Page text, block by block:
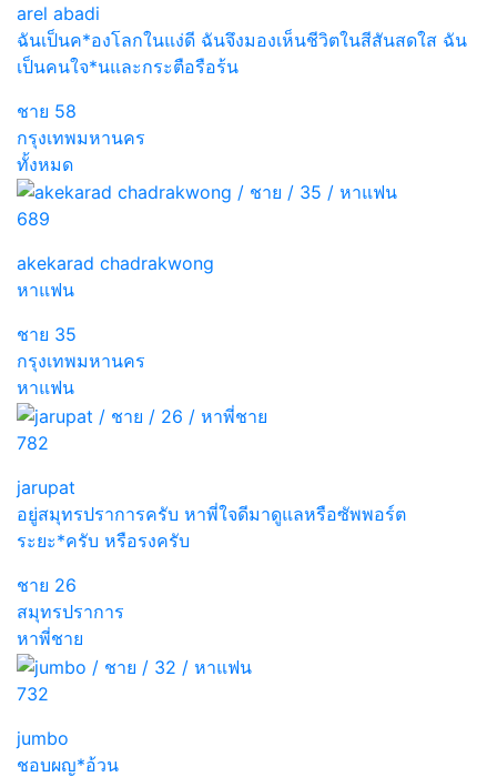
arel abadi
ฉันเป็นค*องโลกในแง่ดี ฉันจึงมองเห็นชีวิตในสีสันสดใส ฉัน
เป็นคนใจ*นและกระตือรือร้น
ชาย 58
กรุงเทพมหานคร
ทั้งหมด
689
akekarad chadrakwong
หาแฟน
ชาย 35
กรุงเทพมหานคร
หาแฟน
782
jarupat
อยู่สมุทรปราการครับ หาพี่ใจดีมาดูแลหรือซัพพอร์ต
ระยะ*ครับ หรือรงครับ
ชาย 26
สมุทรปราการ
หาพี่ชาย
732
jumbo
ชอบผญ*อ้วน